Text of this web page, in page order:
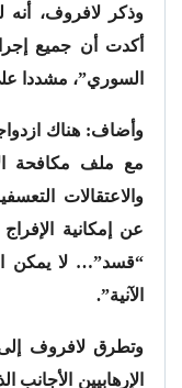
وذكر لافروف، أنه
أكدت أن جميع
السوري”، مشددا
وأضاف: هناك
مع ملف مكافحة
والاعتقالات
عن إمكانية
“قسد”… لا يمكن
الآنية”.
وتطرق لافروف إلى
الإرهابيين